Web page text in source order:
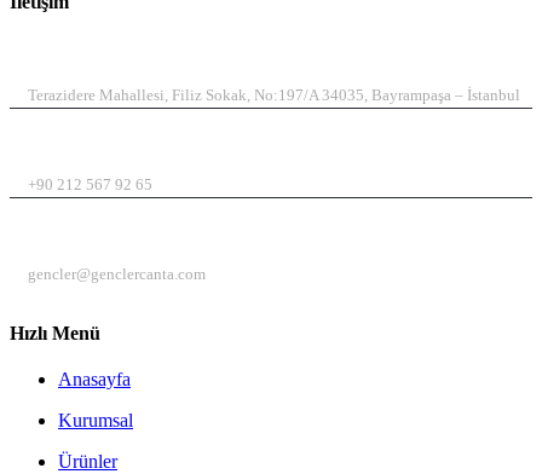
Terazidere Mahallesi, Filiz Sokak, No:197/A 34035, Bayrampaşa – İstanbul
+90 212 567 92 65
gencler@genclercanta.com
Hızlı Menü
Anasayfa
Kurumsal
Ürünler